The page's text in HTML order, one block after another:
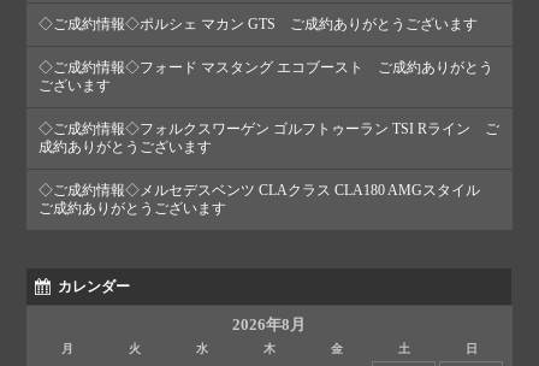
◇ご成約情報◇ポルシェ マカン GTS ご成約ありがとうございます
◇ご成約情報◇フォード マスタング エコブースト ご成約ありがとう
ございます
◇ご成約情報◇フォルクスワーゲン ゴルフトゥーラン TSI Rライン ご
成約ありがとうございます
◇ご成約情報◇メルセデスベンツ CLAクラス CLA180 AMGスタイル
ご成約ありがとうございます
カレンダー
2026年8月
月 火 水 木 金 土 日